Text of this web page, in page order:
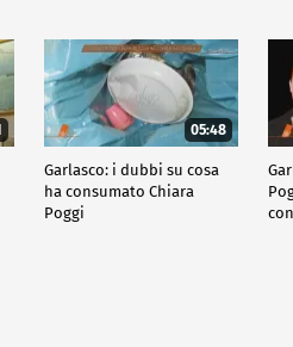
05:48
Garlasco: i dubbi su cosa
ha consumato Chiara
Poggi